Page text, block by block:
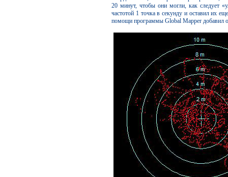
20 минут, чтобы они могли, как следует
частотой 1 точка в секунду и оставил их
помощи программы Global Mapper добавил